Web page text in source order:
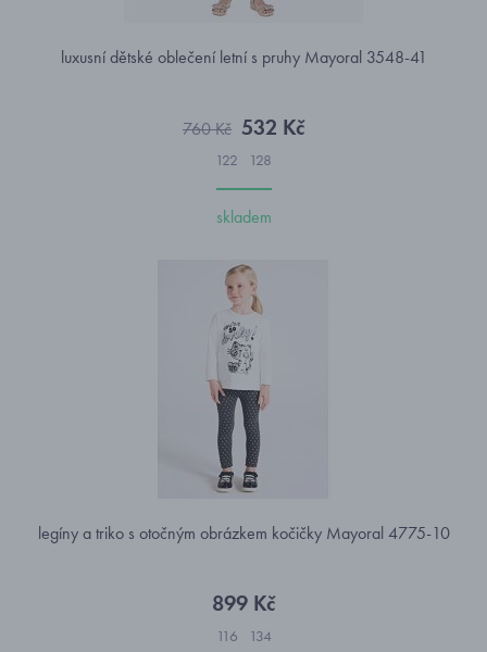
luxusní dětské oblečení letní s pruhy Mayoral 3548-41
760 Kč 532 Kč
122 128
skladem
legíny a triko s otočným obrázkem kočičky Mayoral 4775-10
899 Kč
116 134